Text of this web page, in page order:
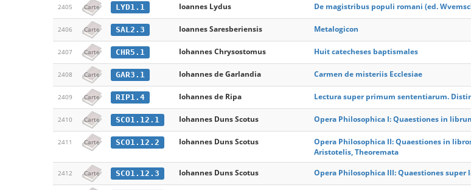
2405 Carte LYD1.1 Ioannes Lydus De magistribus populi romani (ed.
2406 Carte SAL2.3 Ioannes Saresberiensis Metalogicon
2407 Carte CHR5.1 Iohannes Chrysostomus Huit catecheses baptismales
2408 Carte GAR3.1 Iohannes de Garlandia Carmen de misteriis Ecclesiae
2409 Carte RIP1.4 Iohannes de Ripa Lectura super primum sententiarum.
2410 Carte SCO1.12.1 Iohannes Duns Scotus Opera Philosophica I: Quaestiones in
2411 Carte SCO1.12.2 Iohannes Duns Scotus
Opera Philosophica II: Quaestiones in
Aristotelis, Theoremata
2412 Carte SCO1.12.3 Iohannes Duns Scotus Opera Philosophica III: Quaestiones